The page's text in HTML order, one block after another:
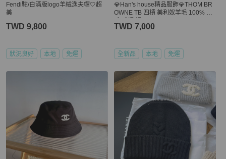
Fendi駝/白滿版logo羊絨漁夫帽🤍超
美
TWD 9,800
狀況良好 本地 免運
💎Han's house精品服飾💎THOM BR
OWNE TB 四槓 美利奴羊毛 100% 羊
TWD 7,000
全新品 本地 免運